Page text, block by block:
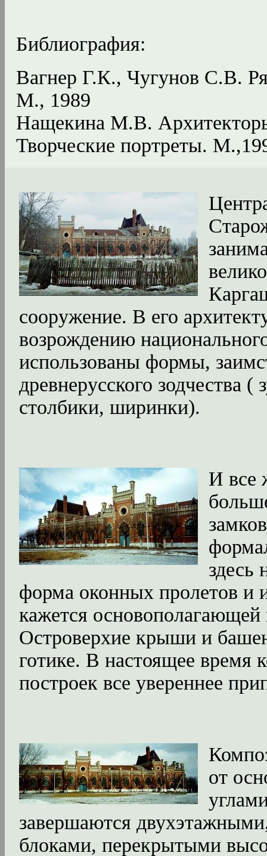
Библиография:
Вагнер Г.К., Чугунов С.В.
М., 1989
Нащекина М.В.
Творческие портреты.
сооружение. В его
возрождению
использованы формы,
древнерусского зодчества
столбики, ширинки).
И все
здесь
форма оконных пролетов и
кажется основополагающей
Островерхие крыши и
готике. В настоящее время
построек все увереннее
от
завершаются
блоками, перекрытыми